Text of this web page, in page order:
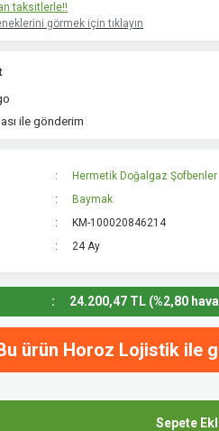
taksitlerle!!
görmek için tıklayın
ile gönderim
Hermetik Doğalgaz Şofbenler
Baymak
KM-100020846214
24 Ay
24.200,47 TL (%2,80
ürün Horoz Lojistik ile
Sepete